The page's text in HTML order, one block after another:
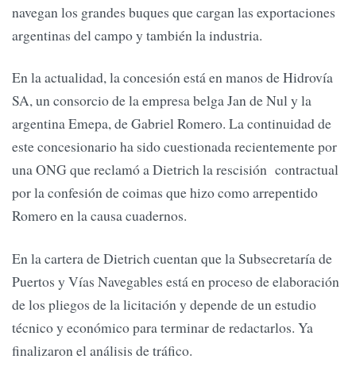
navegan los grandes buques que cargan las exportaciones
argentinas del campo y también la industria.
En la actualidad, la concesión está en manos de Hidrovía
SA, un consorcio de la empresa belga Jan de Nul y la
argentina Emepa, de Gabriel Romero. La continuidad de
este concesionario ha sido cuestionada recientemente por
una ONG que reclamó a Dietrich la rescisión contractual
por la confesión de coimas que hizo como arrepentido
Romero en la causa cuadernos.
En la cartera de Dietrich cuentan que la Subsecretaría de
Puertos y Vías Navegables está en proceso de elaboración
de los pliegos de la licitación y depende de un estudio
técnico y económico para terminar de redactarlos. Ya
finalizaron el análisis de tráfico.